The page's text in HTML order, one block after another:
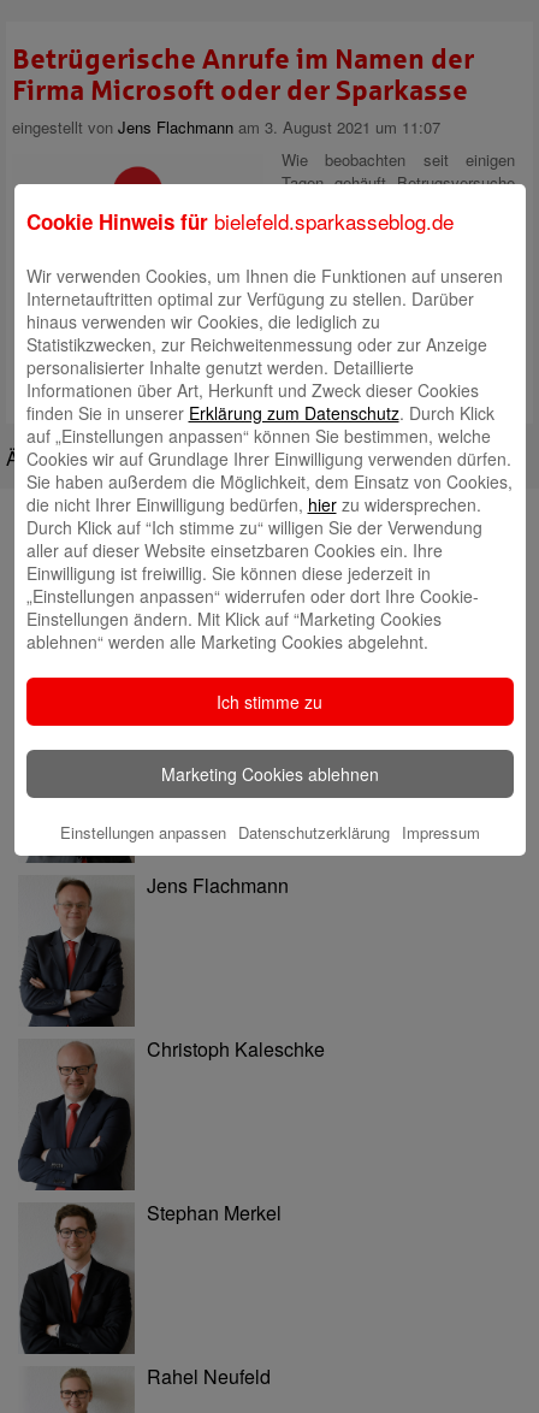
Betrügerische Anrufe im Namen der
Firma Microsoft oder der Sparkasse
eingestellt von Jens Flachmann am 3. August 2021 um 11:07
Wie beobachten seit einigen
Tagen gehäuft Betrugsversuche
Anrufer geben sich als
oder der Sparkasse aus und
versuchen Kundinnen und
Kunden so zur Herausgabe von
geheimen Informationen und zur
Installation von Schad-Software
Mehr lesen
Ältere Beiträge
Autoren
Rabea Giersch
Volker Ehlebracht
Jens Flachmann
Christoph Kaleschke
Stephan Merkel
Rahel Neufeld
Cookie Hinweis für bielefeld.sparkasseblog.de
Wir verwenden Cookies, um Ihnen die Funktionen auf unseren
Internetauftritten optimal zur Verfügung zu stellen. Darüber
hinaus verwenden wir Cookies, die lediglich zu
Statistikzwecken, zur Reichweitenmessung oder zur Anzeige
personalisierter Inhalte genutzt werden. Detaillierte
Informationen über Art, Herkunft und Zweck dieser Cookies
finden Sie in unserer Erklärung zum Datenschutz. Durch Klick
auf „Einstellungen anpassen“ können Sie bestimmen, welche
Cookies wir auf Grundlage Ihrer Einwilligung verwenden dürfen.
Sie haben außerdem die Möglichkeit, dem Einsatz von Cookies,
die nicht Ihrer Einwilligung bedürfen, hierzu widersprechen.
Durch Klick auf “Ich stimme zu“ willigen Sie der Verwendung
aller auf dieser Website einsetzbaren Cookies ein. Ihre
Einwilligung ist freiwillig. Sie können diese jederzeit in
„Einstellungen anpassen“ widerrufen oder dort Ihre Cookie-
Einstellungen ändern. Mit Klick auf “Marketing Cookies
ablehnen“ werden alle Marketing Cookies abgelehnt.
Ich stimme zu
Marketing Cookies ablehnen
Einstellungen anpassen Datenschutzerklärung Impressum